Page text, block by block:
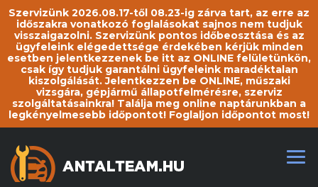
Szervizünk 2026.08.17-től 08.23-ig zárva tart, az erre az
időszakra vonatkozó foglalásokat sajnos nem tudjuk
visszaigazolni. Szervizünk pontos időbeosztása és az
ügyfeleink elégedettsége érdekében kérjük minden
esetben jelentkezzenek be itt az ONLINE felületünkön,
csak így tudjuk garantálni ügyfeleink maradéktalan
kiszolgálását. Jelentkezzen be ONLINE, műszaki
vizsgára, gépjármű állapotfelmérésre, szerviz
szolgáltatásainkra! Találja meg online naptárunkban a
legkényelmesebb időpontot! Foglaljon időpontot most!